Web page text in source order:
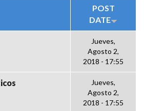
POST
DATE
Jueves,
Agosto 2,
2018 - 17:55
Jueves,
Agosto 2,
2018 - 17:55